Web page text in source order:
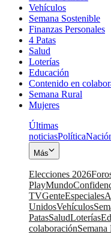
Vehículos
Semana Sostenible
Finanzas Personales
4 Patas
Salud
Loterías
Educación
Contenido en
Semana Rural
Mujeres
Últimas
noticiasPolítica
Más
Elecciones 2026
PlayMundo
TVGenteEspeciales
UnidosVehículos
PatasSaludLoterías
colaboraciónSemana